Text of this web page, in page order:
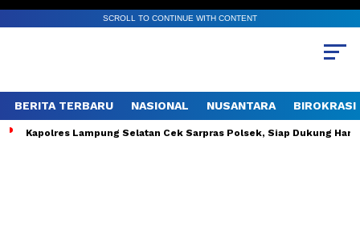
SCROLL TO CONTINUE WITH CONTENT
BERITA TERBARU NASIONAL NUSANTARA BIROKRASI
Kapolres Lampung Selatan Cek Sarpras Polsek, Siap Dukung